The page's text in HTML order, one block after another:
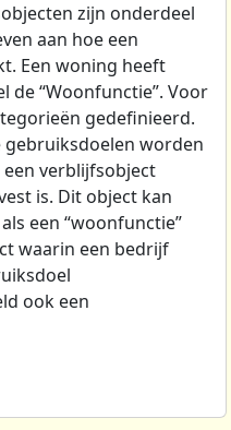
zijn onderdeel
aan hoe een
Een woning heeft
de “Woonfunctie”. Voor
gedefinieerd.
gebruiksdoelen worden
verblijfsobject
is. Dit object kan
een “woonfunctie”
waarin een bedrijf
ook een